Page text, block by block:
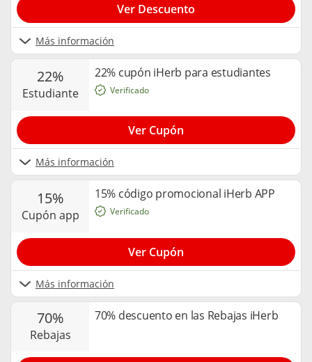
Más información
Ver Descuento
22%
estudiante
22% cupón iHerb para estudiantes
Más información
Verificado
Ver Cupón
15%
cupón app
15% código promocional iHerb APP
Más información
Verificado
Ver Cupón
70%
rebajas
70% descuento en las Rebajas iHerb